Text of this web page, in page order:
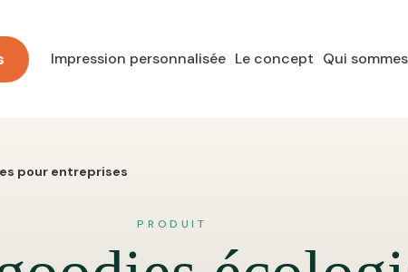
Impression personnalisée Le concept Qui
pour entreprises
PRODUIT